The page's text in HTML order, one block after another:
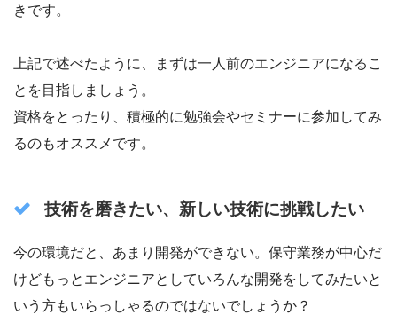
きです。
上記で述べたように、まずは一人前のエンジニアになるこ
とを目指しましょう。
資格をとったり、積極的に勉強会やセミナーに参加してみ
るのもオススメです。
技術を磨きたい、新しい技術に挑戦したい
今の環境だと、あまり開発ができない。保守業務が中心だ
けどもっとエンジニアとしていろんな開発をしてみたいと
いう方もいらっしゃるのではないでしょうか？